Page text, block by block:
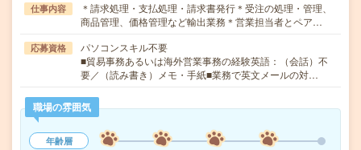
仕事内容
＊請求処理・支払処理・請求書発行＊受注の処理・管理、
商品管理、価格管理など輸出業務＊営業担当者とペア…
応募資格
パソコンスキル不要
■貿易事務あるいは海外営業事務の経験英語：（会話）不
要／（読み書き）メモ・手紙■業務で英文メールの対…
職場の雰囲気
年齢層